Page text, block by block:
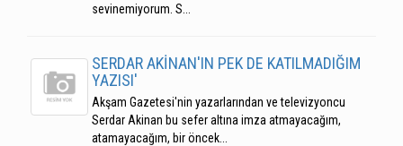
sevinemiyorum. S...
SERDAR AKİNAN'IN PEK DE KATILMADIĞIM
YAZISI'
Akşam Gazetesi'nin yazarlarından ve televizyoncu
Serdar Akinan bu sefer altına imza atmayacağım,
atamayacağım, bir öncek...